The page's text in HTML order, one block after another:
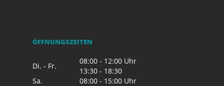
ÖFFNUNGSZEITEN
Di. - Fr.
08:00 - 12:00 Uhr
13:30 - 18:30
Sa.
08:00 - 15:00 Uhr